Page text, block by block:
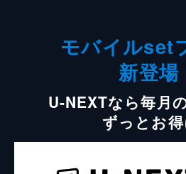
モバイルset
新登場
U-NEXTなら毎月
ずっとお得